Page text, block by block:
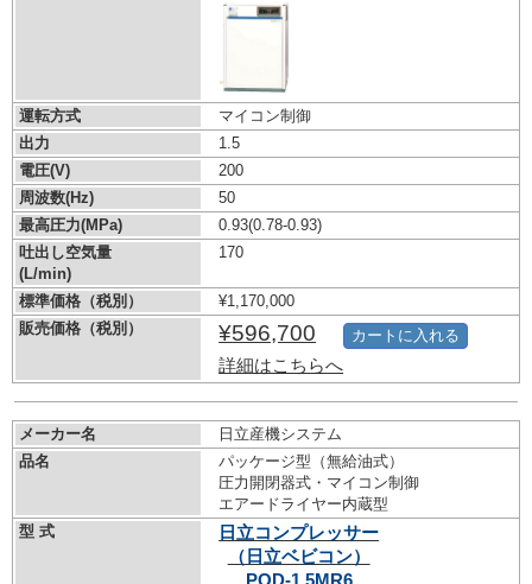
運転方式
マイコン制御
出力
1.5
電圧(V)
200
周波数(Hz)
50
最高圧力(MPa)
0.93(0.78-0.93)
吐出し空気量
(L/min)
170
標準価格（税別）
¥1,170,000
販売価格（税別）
¥596,700
詳細はこちらへ
カートに入れる
メーカー名
日立産機システム
品名
パッケージ型（無給油式）
圧力開閉器式・マイコン制御
エアードライヤー内蔵型
型 式
日立コンプレッサー
（日立ベビコン）